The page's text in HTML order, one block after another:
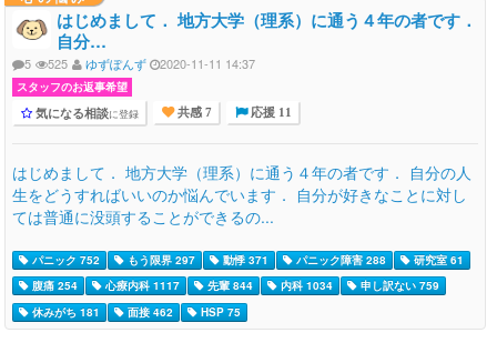
はじめまして． 地方大学（理系）に通う４年の者です．
自分…
5 525 ゆずぽんず 2020-11-11 14:37
スタッフのお返事希望
気になる相談に登録 共感 7 応援 11
はじめまして． 地方大学（理系）に通う４年の者です． 自分の人
生をどうすればいいのか悩んでいます． 自分が好きなことに対し
ては普通に没頭することができるの...
パニック 752 もう限界 297 動悸 371 パニック障害 288
研究室 61
腹痛 254
心療内科 1117 先輩 844 内科 1034
申し訳ない 759
休みがち 181
面接 462 HSP 75